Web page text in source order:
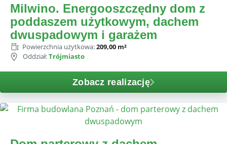
Milwino. Energooszczędny dom z
poddaszem użytkowym, dachem
dwuspadowym i garażem
Powierzchnia użytkowa:209,00 m²
Oddział:Trójmiasto
Zobacz realizację